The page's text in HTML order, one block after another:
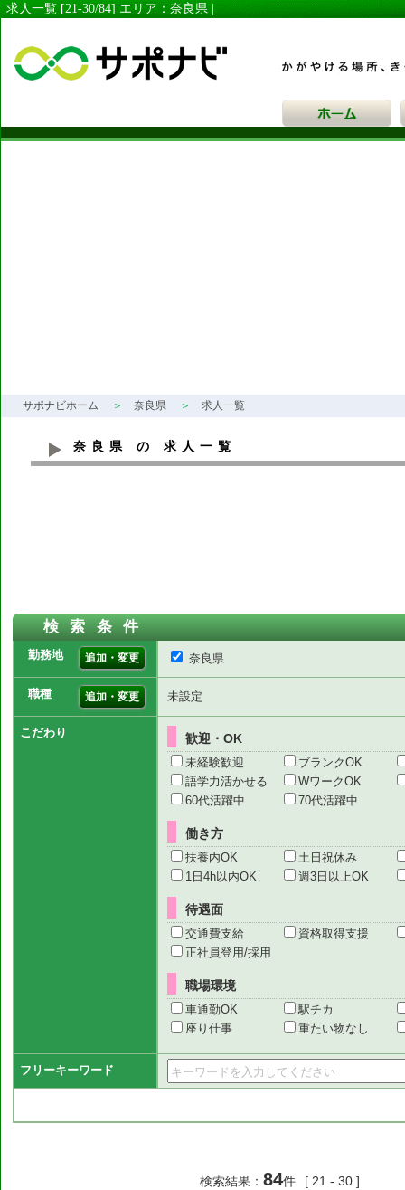
求人一覧 [21-30/84] エリア：奈良県 |
サポナビホーム 奈良県 求人一覧
奈良県 の 求人一覧
検索条件
勤務地 追加・変更 奈良県
職種 追加・変更 未設定
こだわり 歓迎・OK
未経験歓迎
ブランクOK
語学力活かせる
WワークOK
60代活躍中
70代活躍中
働き方
扶養内OK
土日祝休み
1日4h以内OK
週3日以上OK
待遇面
交通費支給
資格取得支援
正社員登用/採用
職場環境
車通勤OK
駅チカ
座り仕事
重たい物なし
フリーキーワード
検索結果： 84件
[ 21 - 30 ]